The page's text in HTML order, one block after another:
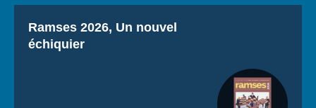
Titre
Ramses 2026, Un nouvel
échiquier